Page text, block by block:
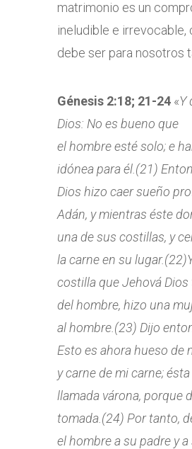
matrimonio es un
ineludible e irrevocable,
debe ser para nosotros
Génesis 2:18; 21-24«Y
Dios: No es bueno que
el hombre esté solo; e
idónea para él.(21)
Dios hizo caer sueño
Adán, y mientras éste
una de sus costillas, y
la carne en su
costilla que Jehová Dios
del hombre, hizo una
al hombre.(23) Dijo
Esto es ahora hueso de
y carne de mi carne;
llamada várona, porque
tomada.(24) Por tanto,
el hombre a su padre y